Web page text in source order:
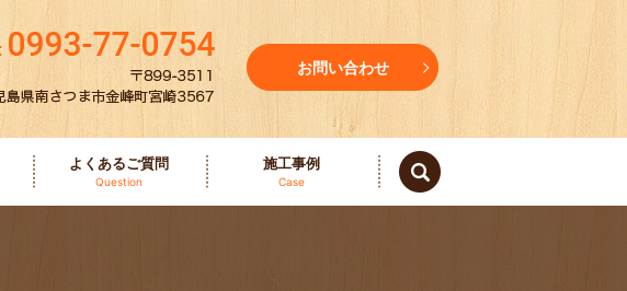
よくあるご質問
Question
施工事例
Case
お問い合わせ